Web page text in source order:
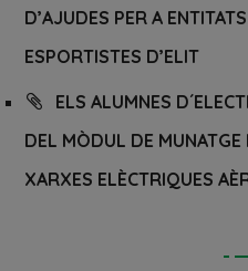
D’AJUDES PER A
ESPORTISTES D’ELIT
ELS ALUMNES
DEL MÒDUL DE MUNATGE
XARXES ELÈCTRIQUES